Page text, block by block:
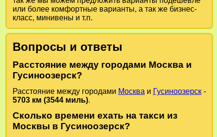
или более комфортные варианты, а так же бизнес-
класс, минивены и т.п.
Вопросы и ответы
Расстояние между городами Москва и
Гусиноозерск?
Расстояние между городами Москва и Гусиноозерск-
5703 км (3544 миль).
Сколько времени ехать на такси из
Москвы в Гусиноозерск?